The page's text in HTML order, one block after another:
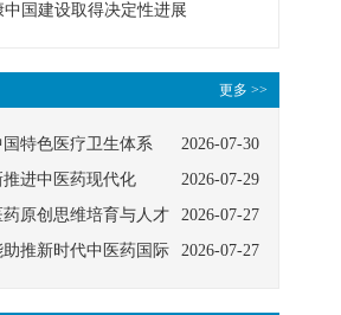
中国建设取得决定性进展
更多 >>
2026-07-30
特色医疗卫生体系
2026-07-29
推进中医药现代化
2026-07-27
原创思维培育与人才
索
2026-07-27
助推新时代中医药国际